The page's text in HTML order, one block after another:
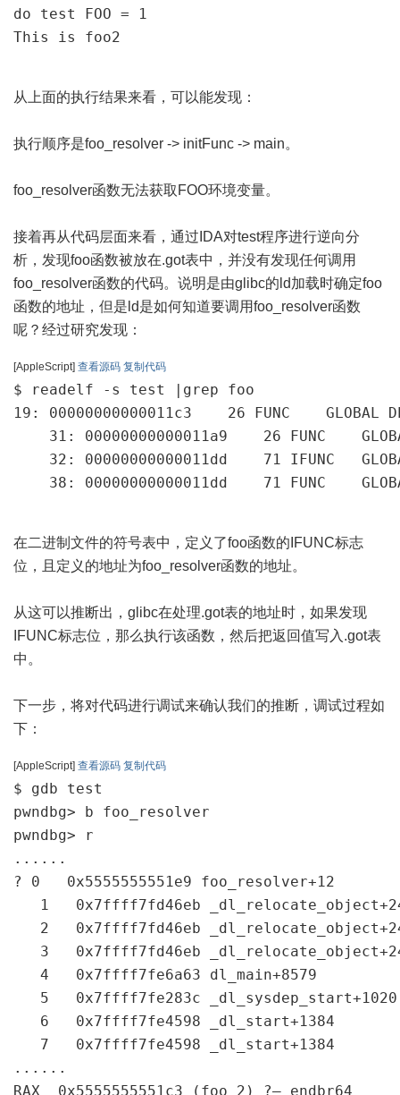
do test FOO = 1
This is foo2
从上面的执行结果来看，可以能发现：
执行顺序是foo_resolver -> initFunc -> main。
foo_resolver函数无法获取FOO环境变量。
接着再从代码层面来看，通过IDA对test程序进行逆向分
析，发现foo函数被放在.got表中，并没有发现任何调用
foo_resolver函数的代码。说明是由glibc的ld加载时确定foo
函数的地址，但是ld是如何知道要调用foo_resolver函数
呢？经过研究发现：
[AppleScript] 查看源码 复制代码
$ readelf -s test |grep foo
19: 00000000000011c3    26 FUNC    GLOBAL
31: 00000000000011a9    26 FUNC
32: 00000000000011dd    71 IFUNC
38: 00000000000011dd    71 FUNC
在二进制文件的符号表中，定义了foo函数的IFUNC标志
位，且定义的地址为foo_resolver函数的地址。
从这可以推断出，glibc在处理.got表的地址时，如果发现
IFUNC标志位，那么执行该函数，然后把返回值写入.got表
中。
下一步，将对代码进行调试来确认我们的推断，调试过程如
下：
[AppleScript] 查看源码 复制代码
$ gdb test
pwndbg> b foo_resolver
pwndbg> r
......
? 0   0x5555555551e9 foo_resolver+12
1   0x7ffff7fd46eb
2   0x7ffff7fd46eb
3   0x7ffff7fd46eb
   4   0x7ffff7fe6a63 dl_main+8579
   5   0x7ffff7fe283c _dl_sysdep_start+1020
   6   0x7ffff7fe4598 _dl_start+1384
   7   0x7ffff7fe4598 _dl_start+1384
......
RAX  0x5555555551c3 (foo_2) ?— endbr64